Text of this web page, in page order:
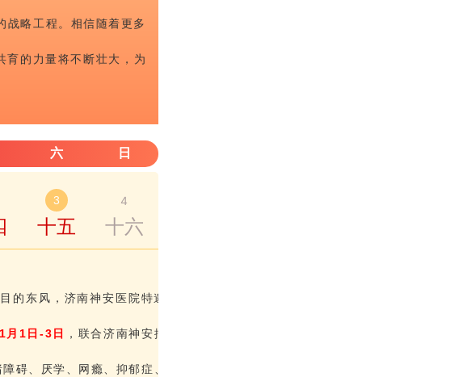
战略工程。相信随着更多
育的力量将不断壮大，为
六 日
3
十五
4
十六
的东风，济南神安医院特邀
月1日-3日 ，联合济南神安抑
碍、厌学、网瘾、抑郁症、